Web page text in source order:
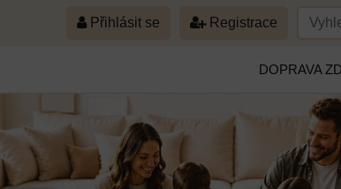
Přihlásit se Registrace
DOPRAVA